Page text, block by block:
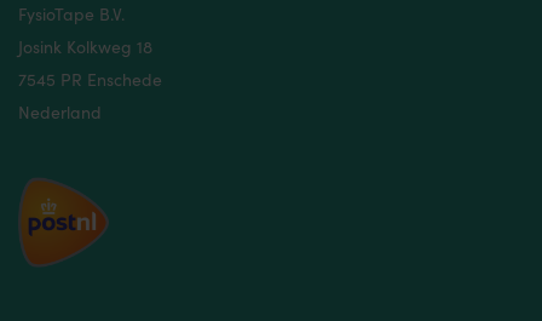
FysioTape B.V.
Josink Kolkweg 18
7545 PR Enschede
Nederland